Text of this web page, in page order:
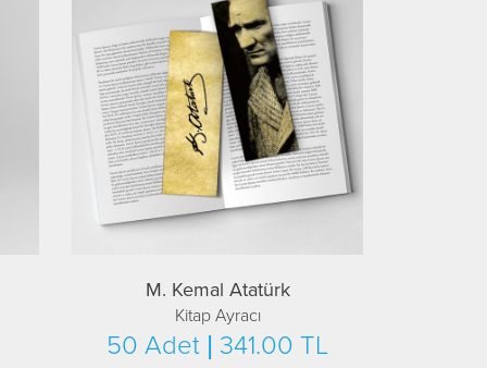
M. Kemal Atatürk
Kitap Ayracı
50 Adet | 341.00 TL